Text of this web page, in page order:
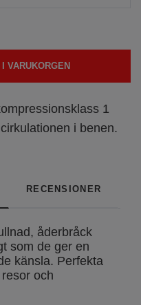
I VARUKORGEN
1
i benen.
RECENSIONER
åderbråck
som de ger en
känsla. Perfekta
och